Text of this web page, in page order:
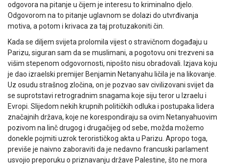
odgovora na pitanje u čijem je interesu to kriminalno djelo.
Odgovorom na to pitanje uglavnom se dolazi do utvrđivanja
motiva, a potom i krivaca za taj protuzakoniti čin.
Kada se diljem svijeta prolomila vijest o stravičnom događaju u
Parizu, siguran sam da se muslimani, a pogotovu oni trezveni sa
višim stepenom odgovornosti, nipošto nisu obradovali. Izjava koju
je dao izraelski premijer Benjamin Netanyahu ličila je na likovanje.
Uz osudu strašnog zločina, on je pozvao sav civilizovani svijet da
se suprotstavi retrogradnim snagama koje siju teror u Izraelu i
Evropi. Slijedom nekih krupnih političkih odluka i postupaka lidera
značajnih država, koje ne korespondiraju sa ovim Netanyahuovim
pozivom na linč drugog i drugačijeg od sebe, možda možemo
donekle pojmiti uzrok terorističkog akta u Parizu. Apropo toga,
previše je naivno zaboraviti da je nedavno francuski parlament
usvojio preporuku o priznavanju države Palestine, što ne mora